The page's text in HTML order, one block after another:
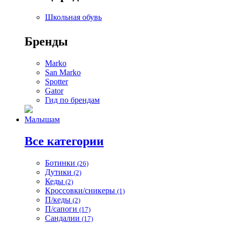
Школьная обувь
Бренды
Marko
San Marko
Spotter
Gator
Гид по брендам
Малышам
Все категории
Ботинки (26)
Дутики (2)
Кеды (2)
Кроссовки/сникеры (1)
П/кеды (2)
П/сапоги (17)
Сандалии (17)